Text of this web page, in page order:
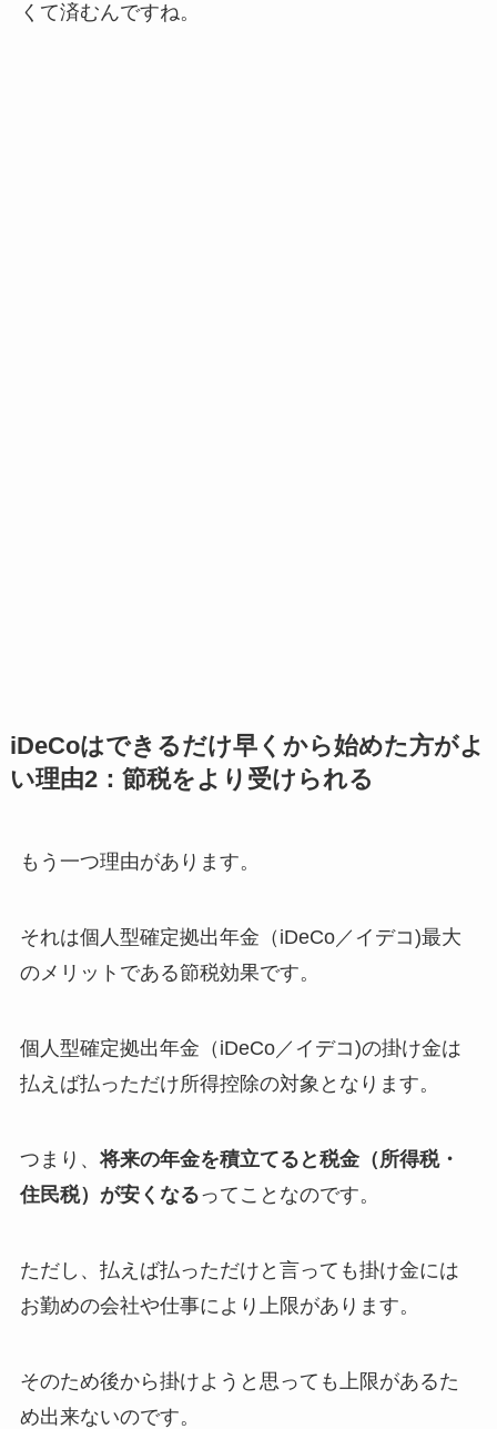
くて済むんですね。
iDeCoはできるだけ早くから始めた方がよ
い理由2：節税をより受けられる
もう一つ理由があります。
それは個人型確定拠出年金（iDeCo／イデコ)最大
のメリットである節税効果です。
個人型確定拠出年金（iDeCo／イデコ)の掛け金は
払えば払っただけ所得控除の対象となります。
つまり、 将来の年金を積立てると税金（所得税・
住民税）が安くなるってことなのです。
ただし、払えば払っただけと言っても掛け金には
お勤めの会社や仕事により上限があります。
そのため後から掛けようと思っても上限があるた
め出来ないのです。